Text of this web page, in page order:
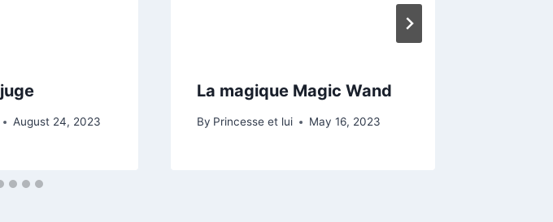
August 24, 2023
La magique Magic Wand
By Princesse et lui May 16, 2023